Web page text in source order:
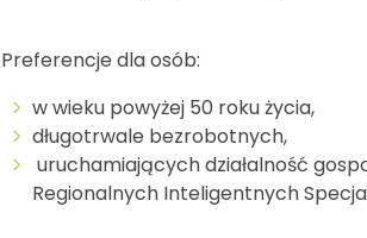
Preferencje dla osób:
w wieku powyżej 50 roku życia,
długotrwale bezrobotnych,
uruchamiających działalność
Regionalnych Inteligentnych